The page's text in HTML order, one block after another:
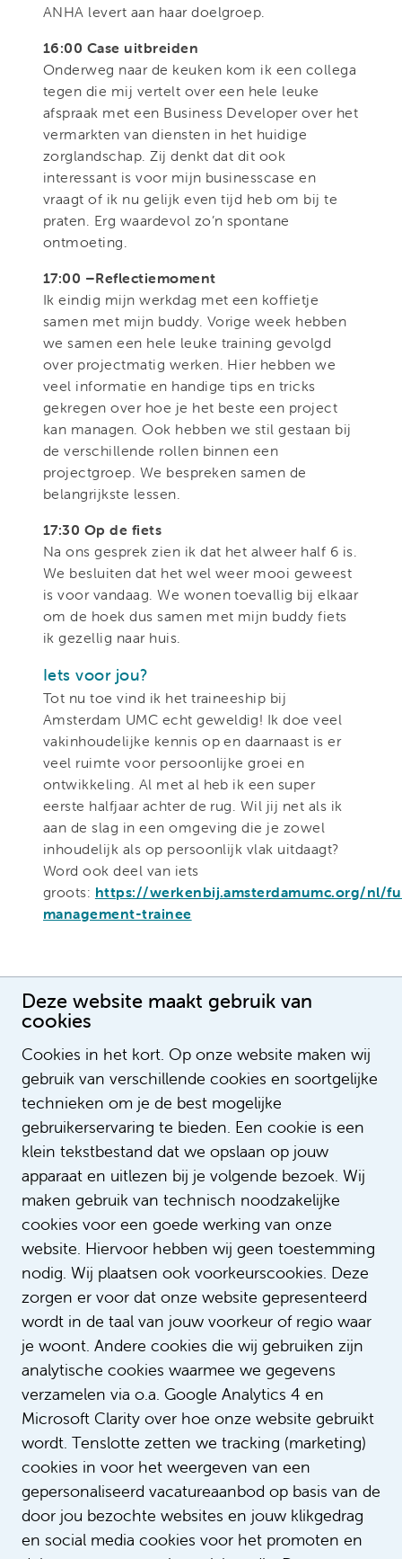
Deze website maakt gebruik van
cookies
Cookies in het kort. Op onze website maken wij
gebruik van verschillende cookies en soortgelijke
technieken om je de best mogelijke
gebruikerservaring te bieden. Een cookie is een
klein tekstbestand dat we opslaan op jouw
apparaat en uitlezen bij je volgende bezoek. Wij
maken gebruik van technisch noodzakelijke
cookies voor een goede werking van onze
website. Hiervoor hebben wij geen toestemming
nodig. Wij plaatsen ook voorkeurscookies. Deze
zorgen er voor dat onze website gepresenteerd
wordt in de taal van jouw voorkeur of regio waar
je woont. Andere cookies die wij gebruiken zijn
analytische cookies waarmee we gegevens
verzamelen via o.a. Google Analytics 4 en
Microsoft Clarity over hoe onze website gebruikt
wordt. Tenslotte zetten we tracking (marketing)
cookies in voor het weergeven van een
gepersonaliseerd vacatureaanbod op basis van de
door jou bezochte websites en jouw klikgedrag
en social media cookies voor het promoten en
ANHA levert aan haar doelgroep.
16:00 Case uitbreiden
Onderweg naar de keuken kom ik een collega
tegen die mij vertelt over een hele leuke
afspraak met een Business Developer over het
vermarkten van diensten in het huidige
zorglandschap. Zij denkt dat dit ook
interessant is voor mijn businesscase en
vraagt of ik nu gelijk even tijd heb om bij te
praten. Erg waardevol zo’n spontane
ontmoeting.
17:00 –Reflectiemoment
Ik eindig mijn werkdag met een koffietje
samen met mijn buddy. Vorige week hebben
we samen een hele leuke training gevolgd
over projectmatig werken. Hier hebben we
veel informatie en handige tips en tricks
gekregen over hoe je het beste een project
kan managen. Ook hebben we stil gestaan bij
de verschillende rollen binnen een
projectgroep. We bespreken samen de
belangrijkste lessen.
17:30 Op de fiets
Na ons gesprek zien ik dat het alweer half 6 is.
We besluiten dat het wel weer mooi geweest
is voor vandaag. We wonen toevallig bij elkaar
om de hoek dus samen met mijn buddy fiets
ik gezellig naar huis.
Iets voor jou?
Tot nu toe vind ik het traineeship bij
Amsterdam UMC echt geweldig! Ik doe veel
vakinhoudelijke kennis op en daarnaast is er
veel ruimte voor persoonlijke groei en
ontwikkeling. Al met al heb ik een super
eerste halfjaar achter de rug. Wil jij net als ik
aan de slag in een omgeving die je zowel
inhoudelijk als op persoonlijk vlak uitdaagt?
Word ook deel van iets
groots: https://werkenbij.amsterdamumc.org/nl/
management-trainee
Lees meer verhalen
Wijze rot Lodi Sittrop: ‘Ik heb
inmiddels een beroemde stem’